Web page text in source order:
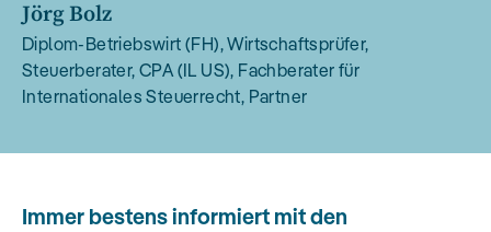
Jörg Bolz
Diplom-Betriebswirt (FH), Wirtschaftsprüfer,
Steuerberater, CPA (IL US), Fachberater für
Internationales Steuerrecht, Partner
Immer bestens informiert mit den